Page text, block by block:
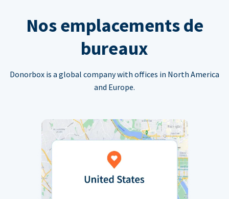
Nos emplacements de
bureaux
Donorbox is a global company with offices in North America
and Europe.